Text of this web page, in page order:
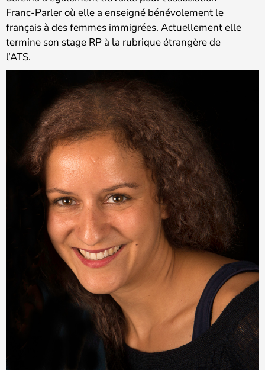
Franc-Parler où elle a enseigné bénévolement le
français à des femmes immigrées. Actuellement elle
termine son stage RP à la rubrique étrangère de
l’ATS.